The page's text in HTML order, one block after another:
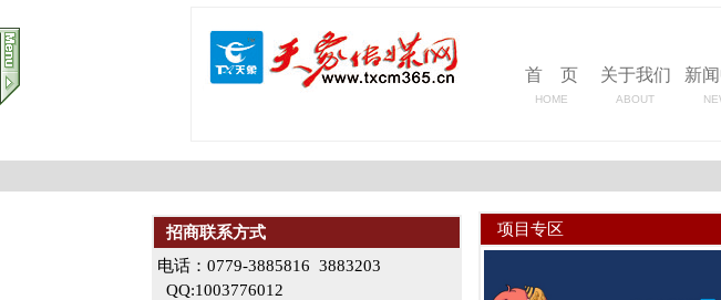
首 页
HOME
关于我们
ABOUT
新
招商联系方式
电话：0779-3885816 3883203
QQ:1003776012
项目专区